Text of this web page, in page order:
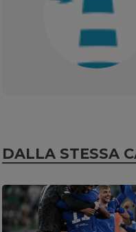
DALLA STESSA